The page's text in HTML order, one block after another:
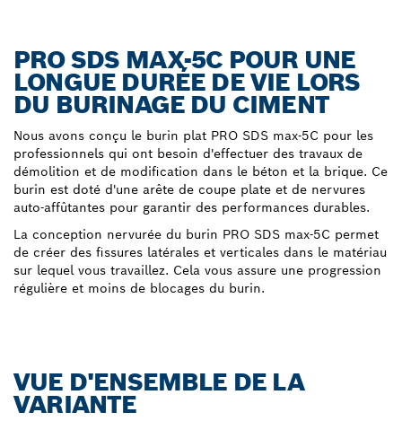
PRO SDS MAX-5C POUR UNE
LONGUE DURÉE DE VIE LORS
DU BURINAGE DU CIMENT
Nous avons conçu le burin plat PRO SDS max-5C pour les
professionnels qui ont besoin d'effectuer des travaux de
démolition et de modification dans le béton et la brique. Ce
burin est doté d'une arête de coupe plate et de nervures
auto-affûtantes pour garantir des performances durables.
La conception nervurée du burin PRO SDS max-5C permet
de créer des fissures latérales et verticales dans le matériau
sur lequel vous travaillez. Cela vous assure une progression
régulière et moins de blocages du burin.
VUE D'ENSEMBLE DE LA
VARIANTE